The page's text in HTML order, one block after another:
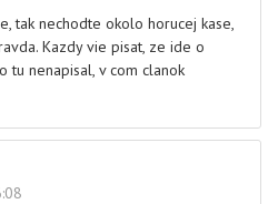
tak nechodte okolo horucej kase,
Kazdy vie pisat, ze ide o
tu nenapisal, v com clanok